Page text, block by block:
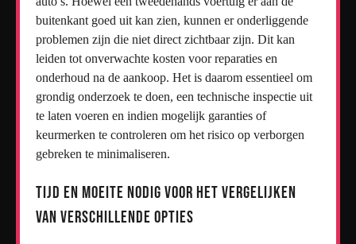
buitenkant goed uit kan zien, kunnen er onderliggende
problemen zijn die niet direct zichtbaar zijn. Dit kan
leiden tot onverwachte kosten voor reparaties en
onderhoud na de aankoop. Het is daarom essentieel om
grondig onderzoek te doen, een technische inspectie uit
te laten voeren en indien mogelijk garanties of
keurmerken te controleren om het risico op verborgen
gebreken te minimaliseren.
Tijd en moeite nodig voor het vergelijken
van verschillende opties